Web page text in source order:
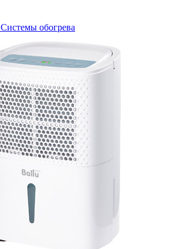
Системы обогрева